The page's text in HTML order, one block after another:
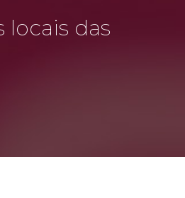
das